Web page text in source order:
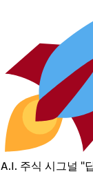
A.I. 주식 시그널 "